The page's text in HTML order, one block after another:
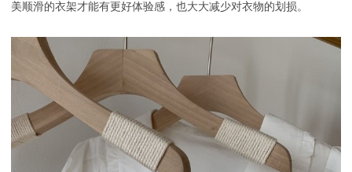
美顺滑的衣架才能有更好体验感，也大大减少对衣物的划损。